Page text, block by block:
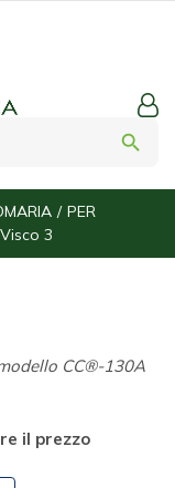
search
PER
3
CC®-130A
il prezzo